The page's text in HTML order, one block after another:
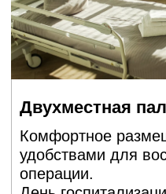
При этой операции заменяют
плечевой кости, оставляя
нетронутой. Это менее
используется при переломах,
ранних стадиях артроза.
плечевого
Полная замена обоих
плечевой кости и впадины
физиологично, так как
естественный шаровидный